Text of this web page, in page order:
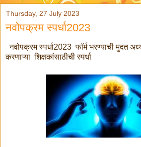
Thursday, 27 July 2023
नवोपक्रम स्पर्धा2023
नवोपक्रम स्पर्धा2023 फॉर्म भरण्याची मुदत
करणाऱ्या शिक्षकांसाठीची स्पर्धा